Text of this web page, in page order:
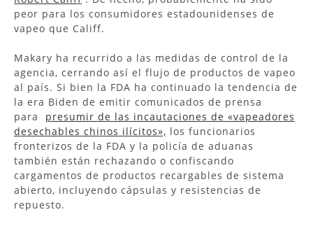
peor para los consumidores estadounidenses de
vapeo que Califf.
Makary ha recurrido a las medidas de control de la
agencia, cerrando así el flujo de productos de vapeo
al país. Si bien la FDA ha continuado la tendencia de
la era Biden de emitir comunicados de prensa
para presumir de las incautaciones de «vapeadores
desechables chinos ilícitos», los funcionarios
fronterizos de la FDA y la policía de aduanas
también están rechazando o confiscando
cargamentos de productos recargables de sistema
abierto, incluyendo cápsulas y resistencias de
repuesto.